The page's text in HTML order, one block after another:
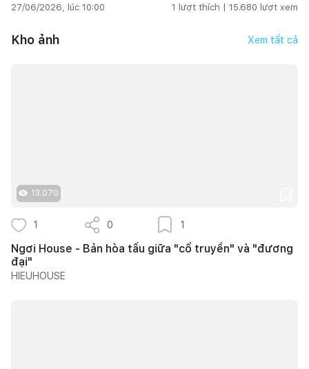
27/06/2026, lúc 10:00 1 lượt thích | 15.680 lượt xem
Kho ảnh Xem tất cả
13.070
1 0 1
Ngơi House - Bản hòa tấu giữa "cổ truyền" và "đương
đại"
HIEUHOUSE